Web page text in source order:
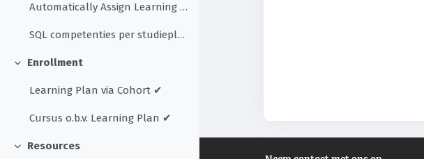
Automatically Assign Learning plans ✔︎
SQL competenties per studieplan
Samenklappen
Enrollment
Learning Plan via Cohort ✔︎
Cursus o.b.v. Learning Plan ✔︎
Samenklappen
Resources